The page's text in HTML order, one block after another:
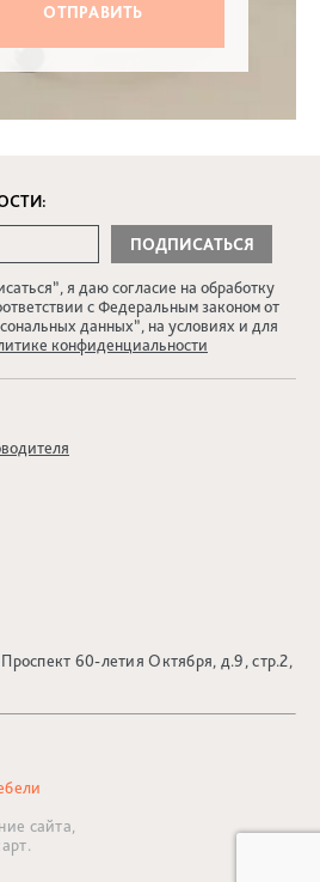
я даю согласие на обработку
с Федеральным законом от
данных”, на условиях и для
конфиденциальности
60-летия Октября, д.9, стр.2,
сайта,